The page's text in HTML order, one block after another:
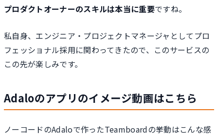
プロダクトオーナーのスキルは本当に重要ですね。
私自身、エンジニア・プロジェクトマネージャとしてプロ
フェッショナル採用に関わってきたので、このサービスの
この先が楽しみです。
Adaloのアプリのイメージ動画はこちら
ノーコードのAdaloで作ったTeamboardの挙動はこんな感